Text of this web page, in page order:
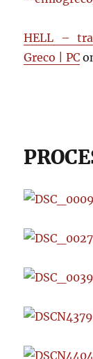
HELL –
Greco | PC